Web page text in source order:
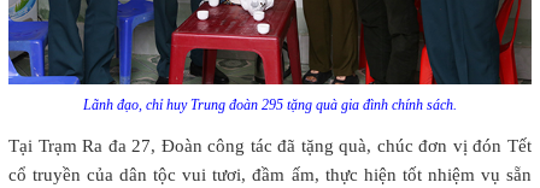
Lãnh đạo, chỉ huy Trung đoàn 295 tặng quà gia đình chính sách.
Tại Trạm Ra đa 27, Đoàn công tác đã tặng quà, chúc đơn vị đón Tết
cổ truyền của dân tộc vui tươi, đầm ấm, thực hiện tốt nhiệm vụ sẵn